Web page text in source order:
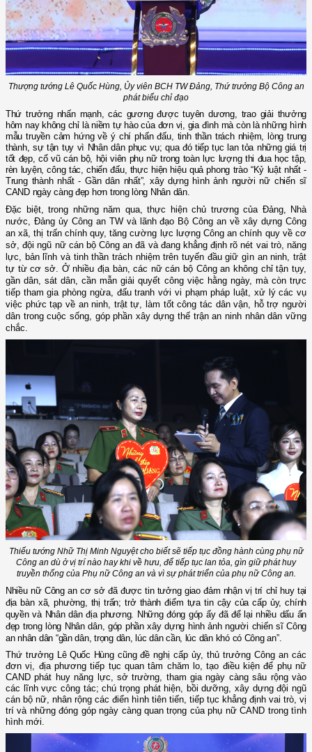
Thượng tướng Lê Quốc Hùng, Ủy viên BCH TW Đảng, Thứ trưởng Bộ Công an
phát biểu chỉ đạo
Thứ trưởng nhấn mạnh, các gương được tuyên dương, trao giải thưởng
hôm nay không chỉ là niềm tự hào của đơn vị, gia đình mà còn là những hình
mẫu truyền cảm hứng về ý chí phấn đấu, tinh thần trách nhiệm, lòng trung
thành, sự tận tụy vì Nhân dân phục vụ; qua đó tiếp tục lan tỏa những giá trị
tốt đẹp, cổ vũ cán bộ, hội viên phụ nữ trong toàn lực lượng thi đua học tập,
rèn luyện, công tác, chiến đấu, thực hiện hiệu quả phong trào “Kỷ luật nhất -
Trung thành nhất - Gần dân nhất”, xây dựng hình ảnh người nữ chiến sĩ
CAND ngày càng đẹp hơn trong lòng Nhân dân.
Đặc biệt, trong những năm qua, thực hiện chủ trương của Đảng, Nhà
nước, Đảng ủy Công an TW và lãnh đạo Bộ Công an về xây dựng Công
an xã, thị trấn chính quy, tăng cường lực lượng Công an chính quy về cơ
sở, đội ngũ nữ cán bộ Công an đã và đang khẳng định rõ nét vai trò, năng
lực, bản lĩnh và tinh thần trách nhiệm trên tuyến đầu giữ gìn an ninh, trật
tự từ cơ sở. Ở nhiều địa bàn, các nữ cán bộ Công an không chỉ tận tụy,
gần dân, sát dân, cần mẫn giải quyết công việc hằng ngày, mà còn trực
tiếp tham gia phòng ngừa, đấu tranh với vi phạm pháp luật, xử lý các vụ
việc phức tạp về an ninh, trật tự, làm tốt công tác dân vận, hỗ trợ người
dân trong cuộc sống, góp phần xây dựng thế trận an ninh nhân dân vững
chắc.
Thiếu tướng Nhữ Thị Minh Nguyệt cho biết sẽ tiếp tục đồng hành cùng phụ nữ
Công an dù ở vị trí nào hay khi về hưu, để tiếp tục lan tỏa, gìn giữ phát huy
truyền thống của Phụ nữ Công an và vì sự phát triển của phụ nữ Công an.
Nhiều nữ Công an cơ sở đã được tin tưởng giao đảm nhận vị trí chỉ huy tại
địa bàn xã, phường, thị trấn; trở thành điểm tựa tin cậy của cấp ủy, chính
quyền và Nhân dân địa phương. Những đóng góp ấy đã để lại nhiều dấu ấn
đẹp trong lòng Nhân dân, góp phần xây dựng hình ảnh người chiến sĩ Công
an nhân dân “gần dân, trọng dân, lúc dân cần, lúc dân khó có Công an”.
Thứ trưởng Lê Quốc Hùngcũng đề nghị cấp ủy, thủ trưởng Công an các
đơn vị, địa phương tiếp tục quan tâm chăm lo, tạo điều kiện để phụ nữ
CAND phát huy năng lực, sở trường, tham gia ngày càng sâu rộng vào
các lĩnh vực công tác; chú trọng phát hiện, bồi dưỡng, xây dựng đội ngũ
cán bộ nữ, nhân rộng các điển hình tiên tiến, tiếp tục khẳng định vai trò, vị
trí và những đóng góp ngày càng quan trọng của phụ nữ CAND trong tình
hình mới.